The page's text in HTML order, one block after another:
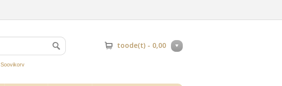
toode(t) - 0,00
Soovikorv